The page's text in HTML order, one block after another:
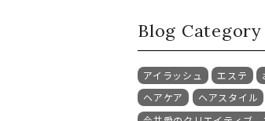
Blog Category
アイラッシュ エステ
ヘアケア
ヘアスタイル